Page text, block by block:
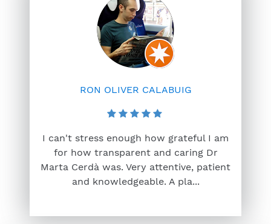
RON OLIVER CALABUIG
I can't stress enough how grateful I am
for how transparent and caring Dr
Marta Cerdà was. Very attentive, patient
and knowledgeable. A pla...